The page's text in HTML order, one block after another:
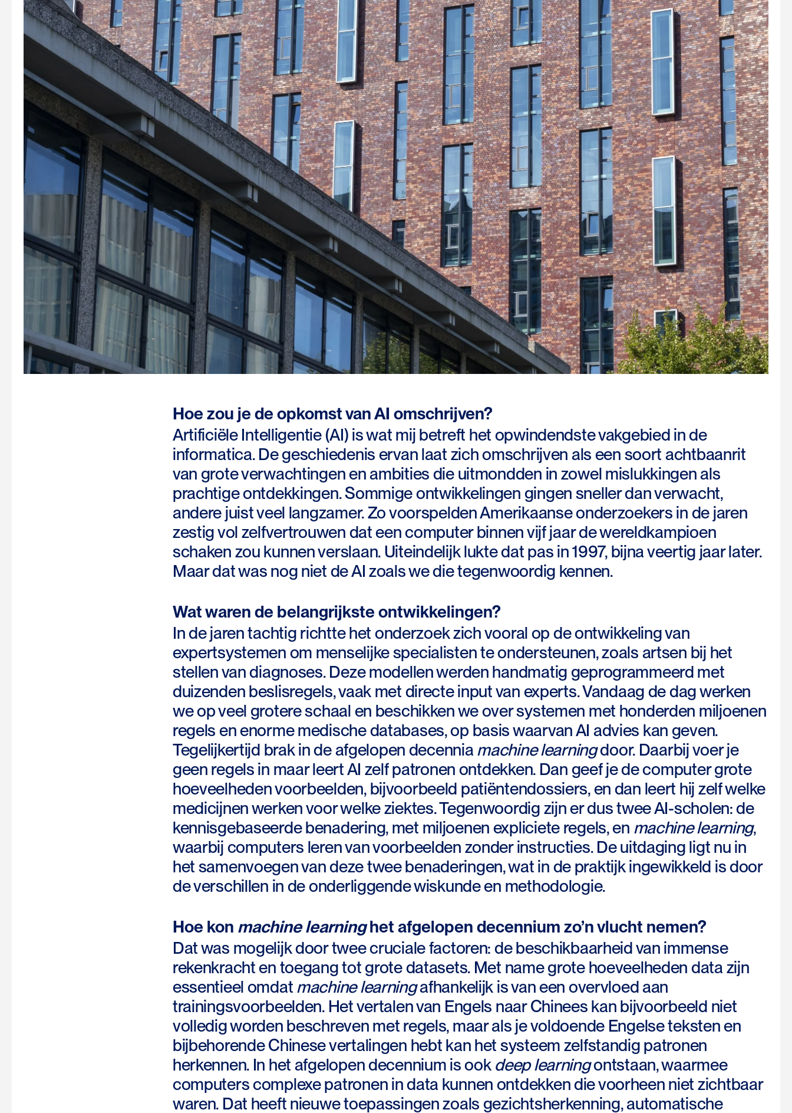
Hoe zou je de opkomst van AI omschrijven?
Artificiële Intelligentie (AI) is wat mij betreft het opwindendste vakgebied in de
informatica. De geschiedenis ervan laat zich omschrijven als een soort achtbaanrit
van grote verwachtingen en ambities die uitmondden in zowel mislukkingen als
prachtige ontdekkingen. Sommige ontwikkelingen gingen sneller dan verwacht,
andere juist veel langzamer. Zo voorspelden Amerikaanse onderzoekers in de jaren
zestig vol zelfvertrouwen dat een computer binnen vijf jaar de wereldkampioen
schaken zou kunnen verslaan. Uiteindelijk lukte dat pas in 1997, bijna veertig jaar later.
Maar dat was nog niet de AI zoals we die tegenwoordig kennen.
Wat waren de belangrijkste ontwikkelingen?
In de jaren tachtig richtte het onderzoek zich vooral op de ontwikkeling van
expertsystemen om menselijke specialisten te ondersteunen, zoals artsen bij het
stellen van diagnoses. Deze modellen werden handmatig geprogrammeerd met
duizenden beslisregels, vaak met directe input van experts. Vandaag de dag werken
we op veel grotere schaal en beschikken we over systemen met honderden miljoenen
regels en enorme medische databases, op basis waarvan AI advies kan geven.
Tegelijkertijd brak in de afgelopen decennia machine learningdoor. Daarbij voer je
geen regels in maar leert AI zelf patronen ontdekken. Dan geef je de computer grote
hoeveelheden voorbeelden, bijvoorbeeld patiëntendossiers, en dan leert hij zelf welke
medicijnen werken voor welke ziektes. Tegenwoordig zijn er dus twee AI-scholen: de
kennisgebaseerde benadering, met miljoenen expliciete regels, en machine learning,
waarbij computers leren van voorbeelden zonder instructies. De uitdaging ligt nu in
het samenvoegen van deze twee benaderingen, wat in de praktijk ingewikkeld is door
de verschillen in de onderliggende wiskunde en methodologie.
Hoe kon machine learninghet afgelopen decennium zo’n vlucht nemen?
Dat was mogelijk door twee cruciale factoren: de beschikbaarheid van immense
rekenkracht en toegang tot grote datasets. Met name grote hoeveelheden data zijn
essentieel omdat machine learningafhankelijk is van een overvloed aan
trainingsvoorbeelden. Het vertalen van Engels naar Chinees kan bijvoorbeeld niet
volledig worden beschreven met regels, maar als je voldoende Engelse teksten en
bijbehorende Chinese vertalingen hebt kan het systeem zelfstandig patronen
herkennen. In het afgelopen decennium is ook deep learningontstaan, waarmee
computers complexe patronen in data kunnen ontdekken die voorheen niet zichtbaar
waren. Dat heeft nieuwe toepassingen zoals gezichtsherkenning, automatische